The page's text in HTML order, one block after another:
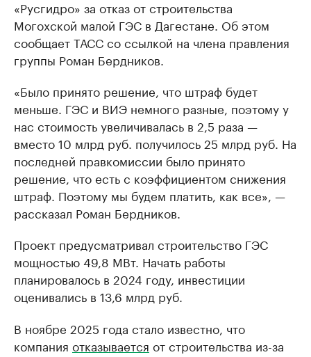
«Русгидро» за отказ от строительства
Могохской малой ГЭС в Дагестане. Об этом
сообщает ТАСС со ссылкой на члена правления
группы Роман Бердников.
«Было принято решение, что штраф будет
меньше. ГЭС и ВИЭ немного разные, поэтому у
нас стоимость увеличивалась в 2,5 раза —
вместо 10 млрд руб. получилось 25 млрд руб. На
последней правкомиссии было принято
решение, что есть с коэффициентом снижения
штраф. Поэтому мы будем платить, как все», —
рассказал Роман Бердников.
Проект предусматривал строительство ГЭС
мощностью 49,8 МВт. Начать работы
планировалось в 2024 году, инвестиции
оценивались в 13,6 млрд руб.
В ноябре 2025 года стало известно, что
компания отказывается от строительства из-за